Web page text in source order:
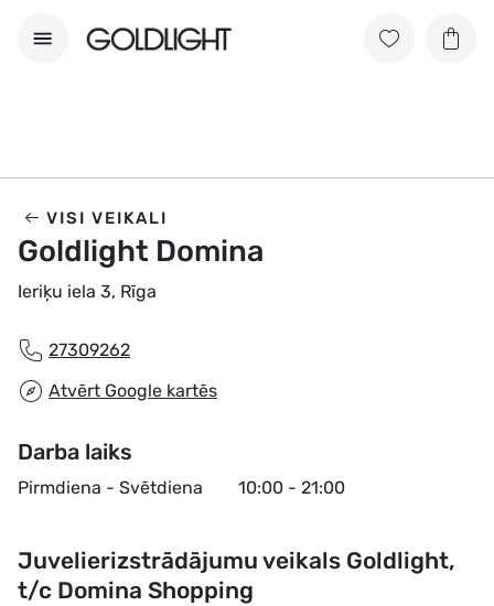
VISI VEIKALI
Goldlight Domina
Ieriķu iela 3, Rīga
27309262
Atvērt Google kartēs
Darba laiks
Pirmdiena - Svētdiena 10:00 - 21:00
Juvelierizstrādājumu veikals Goldlight,
t/c Domina Shopping